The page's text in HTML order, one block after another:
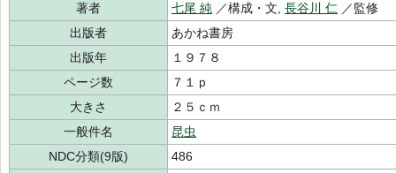
著者
七尾 純 ／構成・文, 長谷川 仁 ／監修
出版者
あかね書房
出版年
１９７８
ページ数
７１ｐ
大きさ
２５ｃｍ
一般件名
昆虫
NDC分類(9版)
486